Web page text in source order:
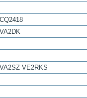
CQ2418
VA2DK
VA2SZ VE2RKS